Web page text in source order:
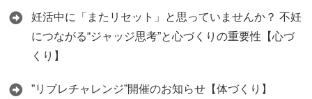
妊活中に「またリセット」と思っていませんか？ 不妊
につながる“ジャッジ思考”と心づくりの重要性【心づ
くり】
”リブレチャレンジ”開催のお知らせ【体づくり】